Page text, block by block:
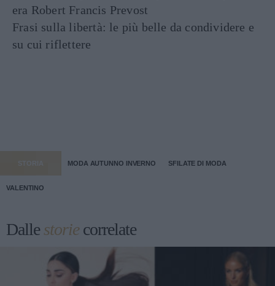
era Robert Francis Prevost
Frasi sulla libertà: le più belle da condividere e
su cui riflettere
STORIA MODA AUTUNNO INVERNO SFILATE DI MODA
VALENTINO
Dallestoriecorrelate